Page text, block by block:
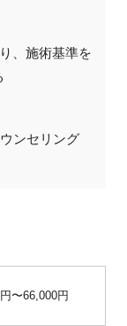
、施術基準を
ンセリング
〜66,000円